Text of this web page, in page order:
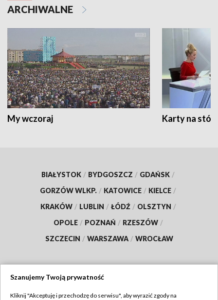
ARCHIWALNE
My wczoraj Karty na
BIAŁYSTOK / BYDGOSZCZ / GDAŃSK /
GORZÓW WLKP. / KATOWICE / KIELCE /
KRAKÓW / LUBLIN / ŁÓDŹ / OLSZTYN /
OPOLE / POZNAŃ / RZESZÓW /
SZCZECIN / WARSZAWA / WROCŁAW
Szanujemy Twoją prywatność
Kliknij "Akceptuję i przechodzę do serwisu", aby wyrazić zgody na